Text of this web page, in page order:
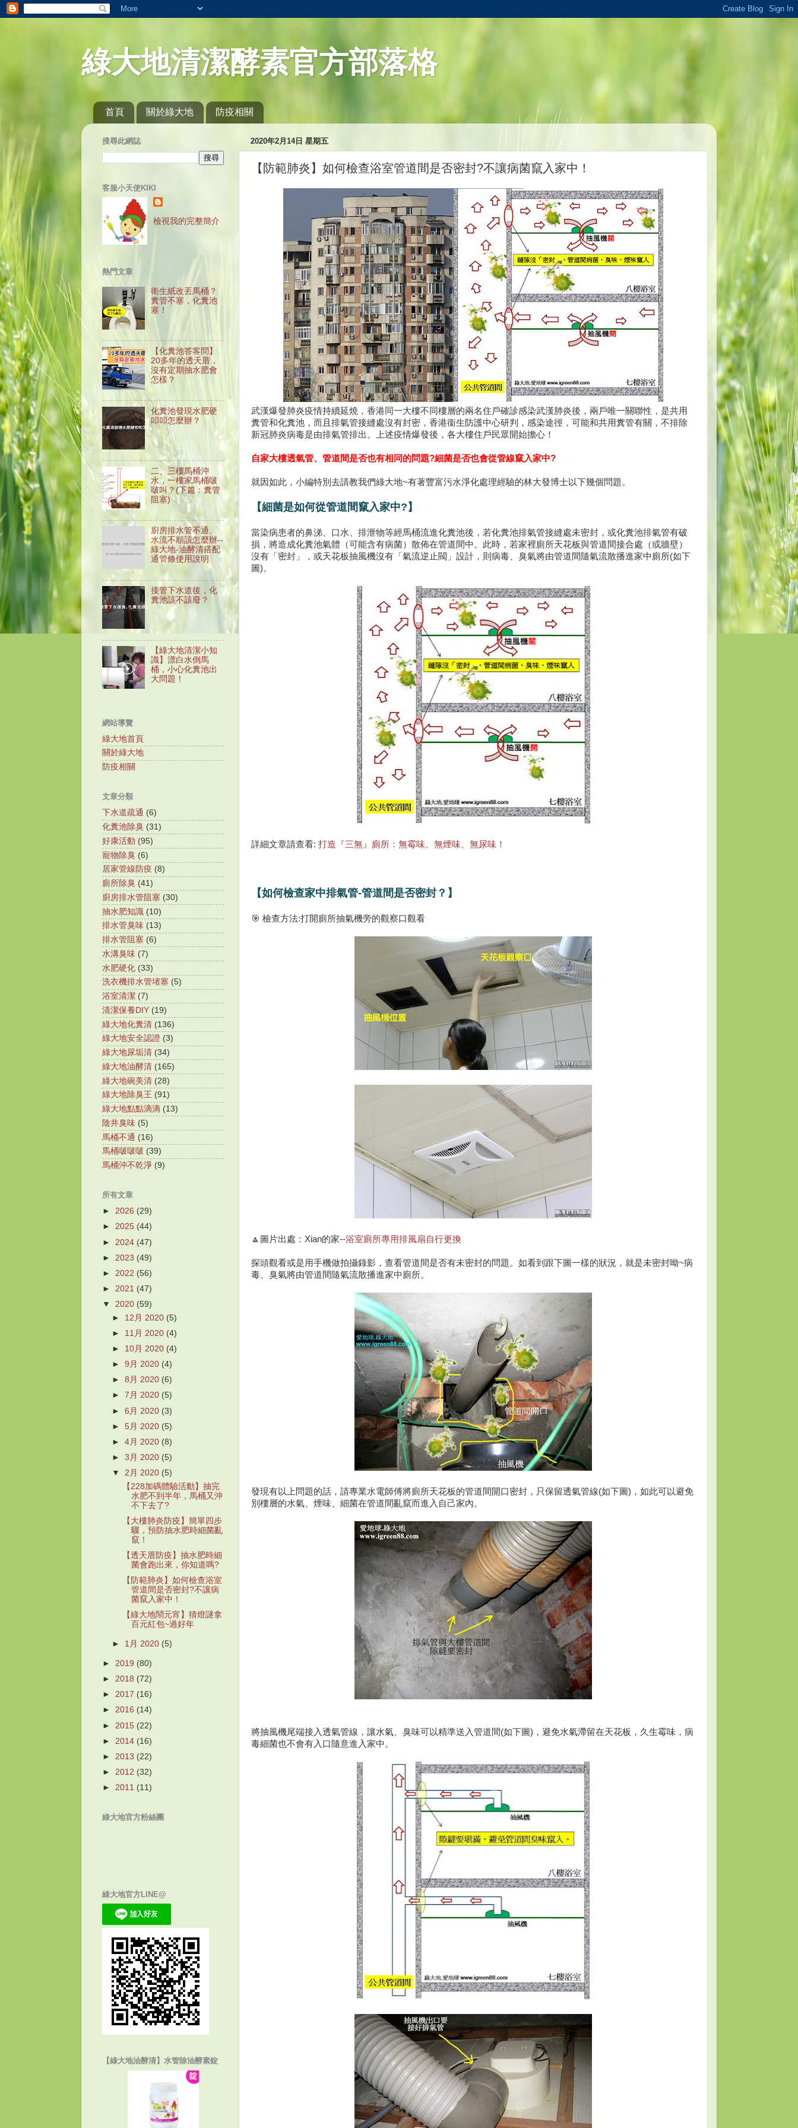
綠大地清潔酵素官方部落格
首頁 關於綠大地 防疫相關
2020年2月14日 星期五
【防範肺炎】如何檢查浴室管道間是否密封?不讓病菌竄入家中！
武漢爆發肺炎疫情持續延燒，香港同一大樓不同樓層的兩名住戶確診感染武漢肺炎後，兩戶唯一關聯性，是共用
糞管和化糞池，而且排氣管接縫處沒有封密，香港衞生防護中心研判，感染途徑，可能和共用糞管有關，不排除
新冠肺炎病毒是由排氣管排出。上述疫情爆發後，各大樓住戶民眾開始擔心！
自家大樓透氣管、管道間是否也有相同的問題?細菌是否也會從管線竄入家中?
就因如此，小編特別去請教我們綠大地~有著豐富污水淨化處理經驗的林大發博士以下幾個問題。
【細菌是如何從管道間竄入家中?】
當染病患者的鼻涕、口水、排泄物等經馬桶流進化糞池後，若化糞池排氣管接縫處未密封，或化糞池排氣管有破
損，將造成化糞池氣體（可能含有病菌）散佈在管道間中。此時，若家裡廁所天花板與管道間接合處（或牆壁）
沒有「密封」，或天花板抽風機沒有「氣流逆止閥」設計，則病毒、臭氣將由管道間隨氣流散播進家中廁所(如下
圖)。
詳細文章請查看: 打造『三無』廁所：無霉味、無煙味、無尿味！
【如何檢查家中排氣管-管道間是否密封？】
🎯 檢查方法:打開廁所抽氣機旁的觀察口觀看
🔼圖片出處：Xian的家--浴室廁所專用排風扇自行更換
探頭觀看或是用手機做拍攝錄影，查看管道間是否有未密封的問題。如看到跟下圖一樣的狀況，就是未密封呦~病
毒、臭氣將由管道間隨氣流散播進家中廁所。
發現有以上問題的話，請專業水電師傅將廁所天花板的管道間開口密封，只保留透氣管線(如下圖)，如此可以避免
別樓層的水氣、煙味、細菌在管道間亂竄而進入自己家內。
將抽風機尾端接入透氣管線，讓水氣、臭味可以精準送入管道間(如下圖)，避免水氣滯留在天花板，久生霉味，病
毒細菌也不會有入口隨意進入家中。
搜尋此網誌
客服小天使KIKI
檢視我的完整簡介
熱門文章
衛生紙改丟馬桶？
糞管不塞，化糞池
塞！
【化糞池答客問】
20多年的透天厝，
沒有定期抽水肥會
怎樣？
化糞池發現水肥硬
叩叩怎麼辦？
二、三樓馬桶沖
水，一樓家馬桶啵
啵叫？(下篇：糞管
阻塞)
廚房排水管不通、
水流不順該怎麼辦--
綠大地-油酵清搭配
通管條使用說明
接管下水道後，化
糞池該不該廢？
【綠大地清潔小知
識】漂白水倒馬
桶，小心化糞池出
大問題！
網站導覽
綠大地首頁
關於綠大地
防疫相關
文章分類
下水道疏通 (6)
化糞池除臭 (31)
好康活動 (95)
寵物除臭 (6)
居家管線防疫 (8)
廁所除臭 (41)
廚房排水管阻塞 (30)
抽水肥知識 (10)
排水管臭味 (13)
排水管阻塞 (6)
水溝臭味 (7)
水肥硬化 (33)
洗衣機排水管堵塞 (5)
浴室清潔 (7)
清潔保養DIY (19)
綠大地化糞清 (136)
綠大地安全認證 (3)
綠大地尿垢清 (34)
綠大地油酵清 (165)
綠大地碗美清 (28)
綠大地除臭王 (91)
綠大地點點滴滴 (13)
陰井臭味 (5)
馬桶不通 (16)
馬桶啵啵啵 (39)
馬桶沖不乾淨 (9)
所有文章
► 2026 (29)
► 2025 (44)
► 2024 (47)
► 2023 (49)
► 2022 (56)
► 2021 (47)
▼ 2020 (59)
► 12月 2020 (5)
► 11月 2020 (4)
► 10月 2020 (4)
►9月 2020 (4)
►8月 2020 (6)
►7月 2020 (5)
►6月 2020 (3)
►5月 2020 (5)
►4月 2020 (8)
►3月 2020 (5)
▼2月 2020 (5)
【228加碼體驗活動】抽完
水肥不到半年，馬桶又沖
不下去了?
【大樓肺炎防疫】簡單四步
驟，預防抽水肥時細菌亂
竄！
【透天厝防疫】抽水肥時細
菌會跑出來，你知道嗎?
【防範肺炎】如何檢查浴室
管道間是否密封?不讓病
菌竄入家中！
【綠大地鬧元宵】猜燈謎拿
百元紅包~過好年
► 1月 2020 (5)
► 2019 (80)
► 2018 (72)
► 2017 (16)
► 2016 (14)
► 2015 (22)
► 2014 (16)
► 2013 (22)
► 2012 (32)
► 2011 (11)
綠大地官方粉絲團
綠大地官方LINE@
【綠大地油酵清】水管除油酵素錠